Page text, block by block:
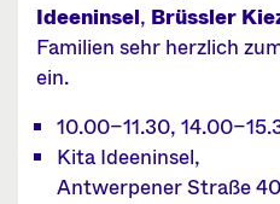
Ideeninsel, Brüssler
Familien sehr herzlich
ein.
10.00–11.30,
Kita Ideeninsel,
Antwerpener Straße